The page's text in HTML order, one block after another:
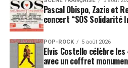
Pascal Obispo, Zazie et
concert “SOS Solidarité
POP-ROCK 5 août 2026
Elvis Costello célèbre les
avec un coffret